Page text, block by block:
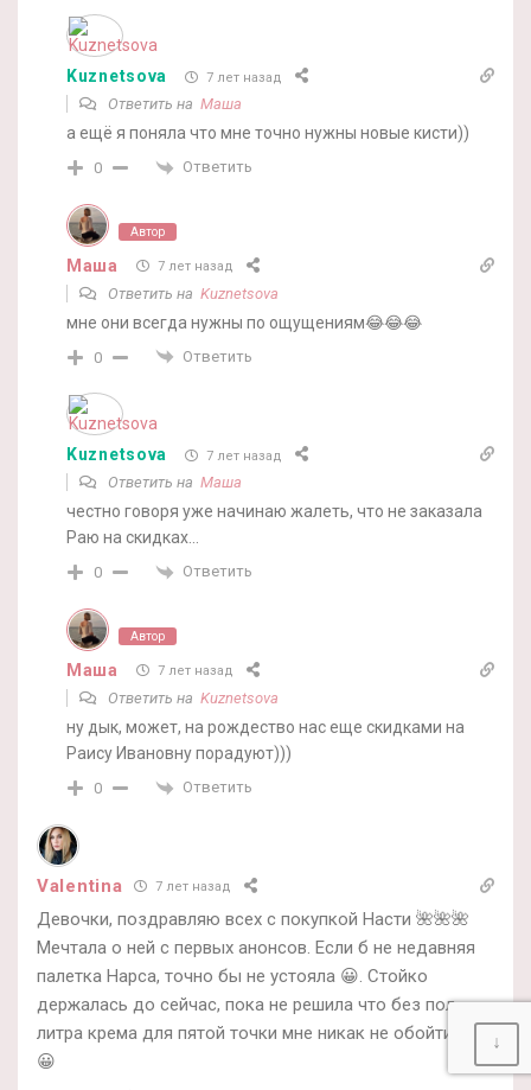
Kuznetsova 7 лет назад
Ответить на Маша
а ещё я поняла что мне точно нужны новые кисти))
0 Ответить
Автор
Маша 7 лет назад
Ответить на Kuznetsova
мне они всегда нужны по ощущениям😂😂😂
0 Ответить
Kuznetsova 7 лет назад
Ответить на Маша
честно говоря уже начинаю жалеть, что не заказала
Раю на скидках…
0 Ответить
Автор
Маша 7 лет назад
Ответить на Kuznetsova
ну дык, может, на рождество нас еще скидками на
Раису Ивановну порадуют)))
0 Ответить
Valentina 7 лет назад
Девочки, поздравляю всех с покупкой Насти 🌺🌺🌺
Мечтала о ней с первых анонсов. Если б не недавняя
палетка Нарса, точно бы не устояла 😀. Стойко
держалась до сейчас, пока не решила что без пол-
литра крема для пятой точки мне никак не обойтись
😀
↓